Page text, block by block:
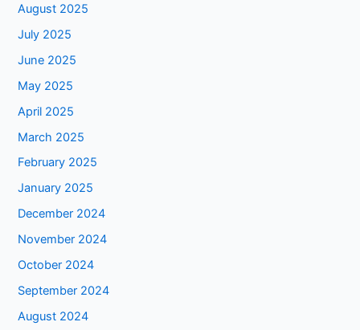
August 2025
July 2025
June 2025
May 2025
April 2025
March 2025
February 2025
January 2025
December 2024
November 2024
October 2024
September 2024
August 2024